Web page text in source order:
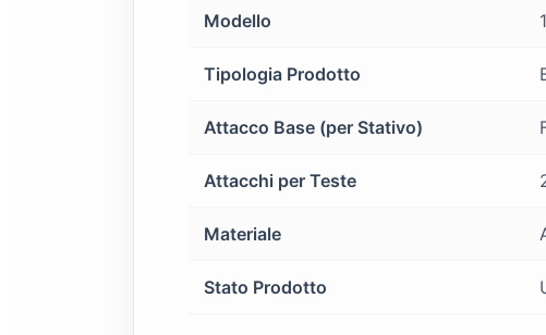
Modello
Tipologia Prodotto
Attacco Base (per Stativo)
Attacchi per Teste
Materiale
Stato Prodotto